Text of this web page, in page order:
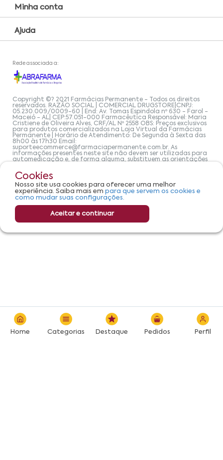
Cookies
Nosso site usa cookies para oferecer uma melhor
experiência. Saiba mais em para que servem os cookies e
como mudar suas configurações.
Aceitar e continuar
Home Categorias Destaque Pedidos Perfil
Minha conta
Ajuda
Rede associada a:
Copyright ©? 2021 Farmácias Permanente - Todos os direitos
reservados. RAZÃO SOCIAL | COMERCIAL DRUGSTORE|CNPJ:
05.230.009/0009-60 | End: Av. Tomas Espindola nº 630 - Farol -
Maceió - AL| CEP:57.051-000 Farmacêutica Responsável: Maria
Cristiene de Oliveira Alves, CRF/AL Nº 2558 OBS: Preços exclusivos
para produtos comercializados na Loja Virtual da Farmácias
Permanente | Horário de Atendimento: De Segunda à Sexta das
8h00 às 17h30 Email:
suporteecommerce@farmaciapermanente.com.br. As
informações presentes neste site não devem ser utilizadas para
automedicação e, de forma alguma, substituem as orientações
capacitado para diagnosticar problemas de saúde e prescrever
o tratamento adequado. Se os sintomas persistirem, um médico
deve ser consultado. A Farmácia Permanente trabalha com as
tecnologias mais avançadas de proteção de dados, para que
você possa realizar suas compras com tranquilidade. A
privacidade e a segurança dos clientes são compromissos da
Farmácias Permanente. Todos os pedidos efetuados estão
sujeitos à confirmação da disponibilidade de produto em nosso
estoque.